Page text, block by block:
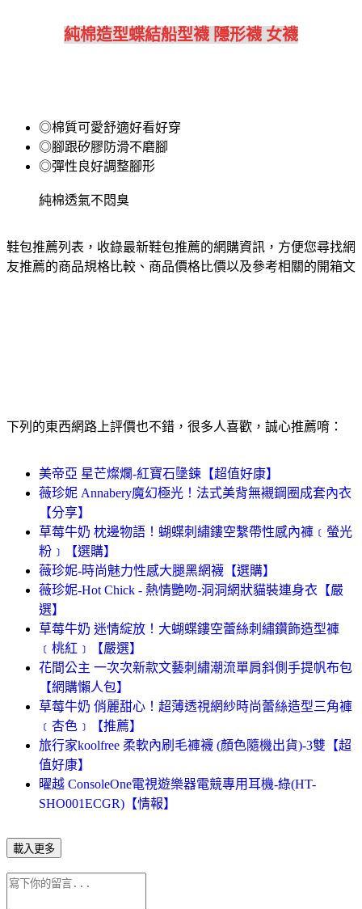
純棉造型蝶結船型襪 隱形襪 女襪
◎棉質可愛舒適好看好穿
◎腳跟矽膠防滑不磨腳
◎彈性良好調整腳形
純棉透氣不悶臭
鞋包推薦列表，收錄最新鞋包推薦的網購資訊，方便您尋找網
友推薦的商品規格比較、商品價格比價以及參考相關的開箱文
下列的東西網路上評價也不錯，很多人喜歡，誠心推薦唷：
美帝亞 星芒燦爛-紅寶石墬鍊【超值好康】
薇珍妮 Annabery魔幻極光！法式美背無襯鋼圈成套內衣
【分享】
草莓牛奶 枕邊物語！蝴蝶刺繡鏤空繫帶性感內褲﹝螢光
粉﹞【選購】
薇珍妮-時尚魅力性感大腿黑網襪【選購】
薇珍妮-Hot Chick - 熱情艷吻-洞洞網狀貓裝連身衣【嚴
選】
草莓牛奶 迷情綻放！大蝴蝶鏤空蕾絲刺繡鑽飾造型褲
﹝桃紅﹞【嚴選】
花間公主 一次次新款文藝刺繡潮流單肩斜側手提帆布包
【網購懶人包】
草莓牛奶 俏麗甜心！超薄透視網紗時尚蕾絲造型三角褲
﹝杏色﹞【推薦】
旅行家koolfree 柔軟內刷毛褲襪 (顏色隨機出貨)-3雙【超
值好康】
曜越 ConsoleOne電視遊樂器電競專用耳機-綠(HT-
SHO001ECGR)【情報】
載入更多